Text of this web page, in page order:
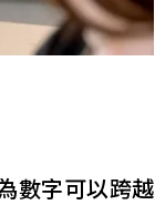
數字可以跨越